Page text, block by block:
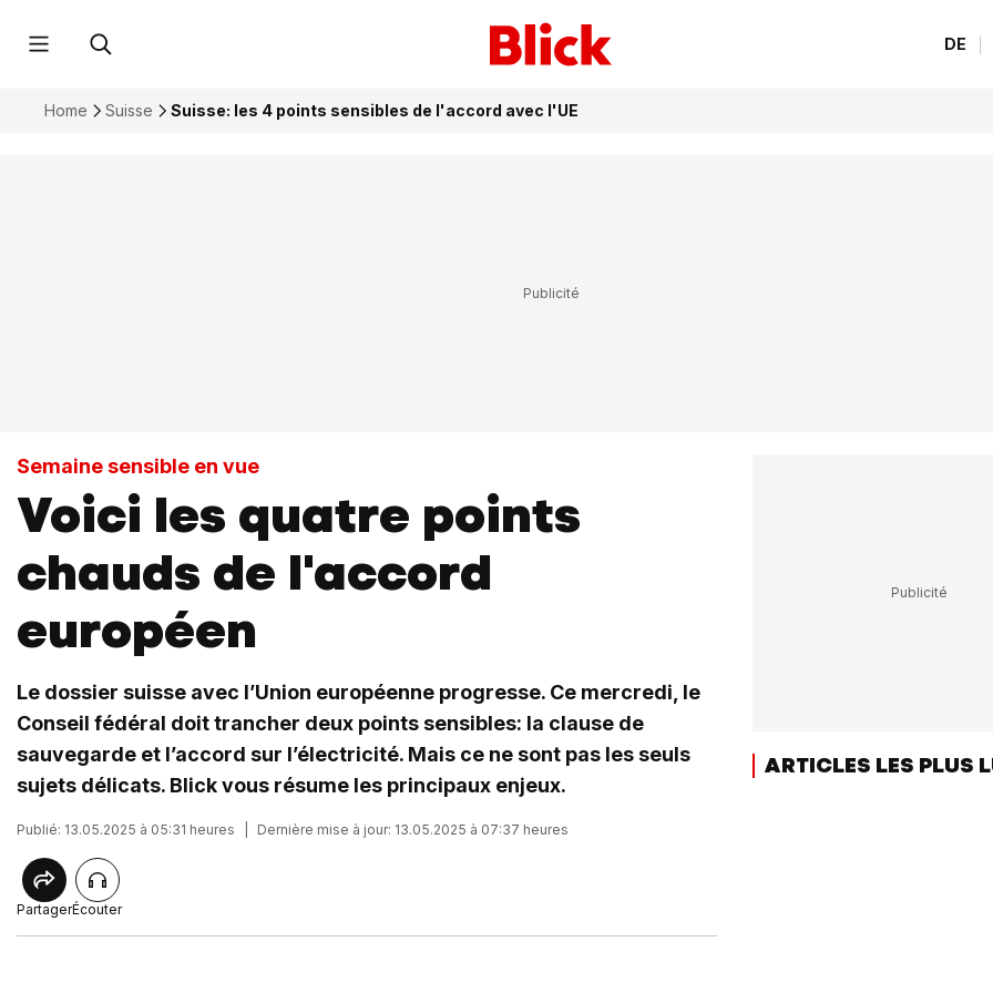
DE
Home Suisse Suisse: les 4 points sensibles de l'accord avec l'UE
Semaine sensible en vue
Voici les quatre points
chauds de l'accord
européen
Le dossier suisse avec l’Union européenne progresse. Ce mercredi, le
Conseil fédéral doit trancher deux points sensibles: la clause de
sauvegarde et l’accord sur l’électricité. Mais ce ne sont pas les seuls
sujets délicats. Blick vous résume les principaux enjeux.
Publié: 13.05.2025 à 05:31 heures Dernière mise à jour: 13.05.2025 à 07:37 heures
PartagerÉcouter
ARTICLES LES PLUS